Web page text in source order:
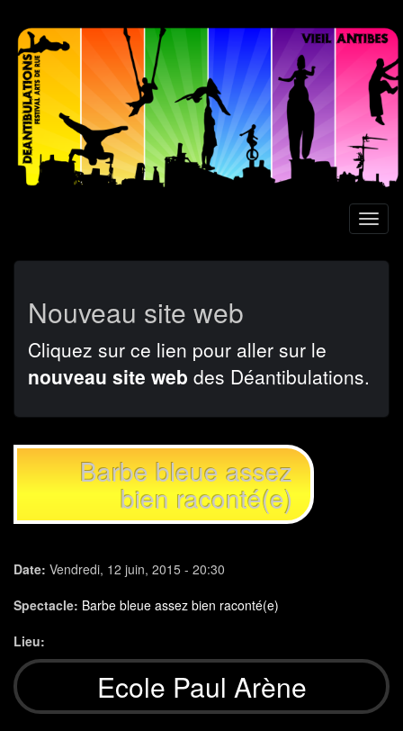
Aller
contenu
principal
Nouveau site web
Cliquez sur ce lien pour aller sur le
nouveau site web des Déantibulations.
Barbe bleue assez
bien raconté(e)
Date: Vendredi, 12 juin, 2015 - 20:30
Spectacle: Barbe bleue assez bien raconté(e)
Lieu:
Ecole Paul Arène